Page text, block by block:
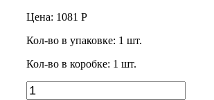
Цена: 1081 Р
Кол-во в упаковке: 1 шт.
Кол-во в коробке: 1 шт.